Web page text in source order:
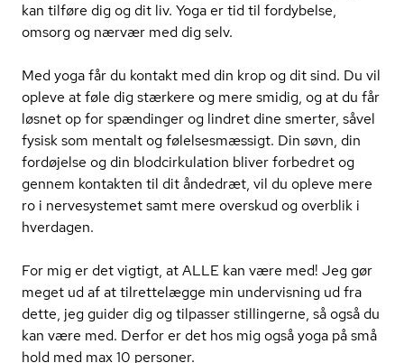
kan tilføre dig og dit liv. Yoga er tid til fordybelse,
omsorg og nærvær med dig selv.
Med yoga får du kontakt med din krop og dit sind. Du vil
opleve at føle dig stærkere og mere smidig, og at du får
løsnet op for spændinger og lindret dine smerter, såvel
fysisk som mentalt og fø­lel­ses­mæs­sigt. Din søvn, din
fordøjelse og din blodcir­ku­la­tion bliver forbedret og
gennem kontakten til dit åndedræt, vil du opleve mere
ro i nervesystemet samt mere overskud og overblik i
hverdagen.
For mig er det vigtigt, at ALLE kan være med! Jeg gør
meget ud af at tilrettelægge min undervisning ud fra
dette, jeg guider dig og tilpasser stillingerne, så også du
kan være med. Derfor er det hos mig også yoga på små
hold med max 10 personer.